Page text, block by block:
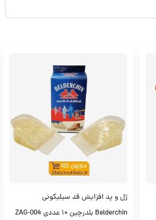
ژل و پد افزایش قد سیلیکونی
Belderchin بلدرچین ۱۰ عددی ZAG-004